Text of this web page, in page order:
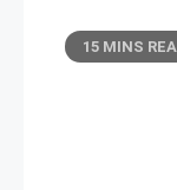
15 MINS